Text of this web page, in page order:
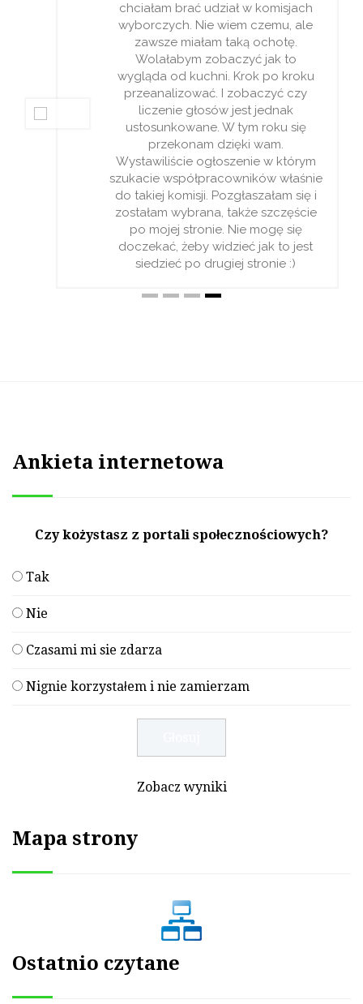
chciałam brać udział w komisjach
wyborczych. Nie wiem czemu, ale
zawsze miałam taką ochotę.
Wolałabym zobaczyć jak to
wygląda od kuchni. Krok po kroku
przeanalizować. I zobaczyć czy
liczenie głosów jest jednak
ustosunkowane. W tym roku się
przekonam dzięki wam.
Wystawiliście ogłoszenie w którym
szukacie współpracowników właśnie
do takiej komisji. Pozgłaszałam się i
zostałam wybrana, także szczęście
po mojej stronie. Nie mogę się
doczekać, żeby widzieć jak to jest
siedzieć po drugiej stronie :)
Ankieta internetowa
Czy kożystasz z portali społecznościowych?
Tak
Nie
Czasami mi sie zdarza
Nignie korzystałem i nie zamierzam
Zobacz wyniki
Mapa strony
Ostatnio czytane